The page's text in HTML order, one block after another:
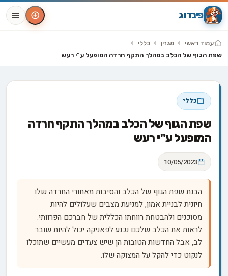
פינדוג
עמוד ראשי מגזין
כללי
שפת הגוף של הכלב במהלך התקף חרדה המופעל ע"י רעש
כללי
שפת הגוף של הכלב במהלך התקף חרדה
המופעל ע"י רעש
10/05/2023
הבנת שפת הגוף של הכלב והסיבות מאחורי החרדה שלו
חיונית לבניית אמון, למניעת מצבים שעלולים להיות
מסוכנים ולהבטחת רווחתו הכללית של חברכם הפרוותי.
לראות את הכלב שלכם נכנע לפאניקה יכול להיות שובר
לב, אבל החדשות הטובות הן שיש צעדים מעשיים שתוכלו
לנקוט כדי להקל על המצוקה שלו.